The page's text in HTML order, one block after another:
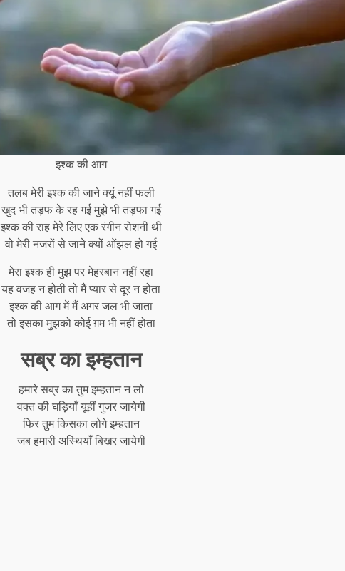
इश्क की आग
तलब मेरी इश्क की जाने क्यूं नहीं फली
खुद भी तड़फ के रह गई मुझे भी तड़फा गई
इश्क की राह मेरे लिए एक रंगीन रोशनी थी
वो मेरी नजरों से जाने क्यों ओंझल हो गई
मेरा इश्क ही मुझ पर मेहरबान नहीं रहा
यह वजह न होती तो मैं प्यार से दूर न होता
इश्क की आग में मैं अगर जल भी जाता
तो इसका मुझको कोई ग़म भी नहीं होता
सब्र का इम्हतान
हमारे सब्र का तुम इम्हतान न लो
वक्त की घड़ियाँ यूहीं गुजर जायेगी
फिर तुम किसका लोगे इम्हतान
जब हमारी अस्थियाँ बिखर जायेगी